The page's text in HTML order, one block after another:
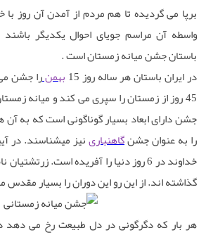
برپا می گردیده تا هم مردم از آمدن آن روز
واسطه آن مراسم جویای احوال یکدیگر باشند
باستان جشن میانه زمستان است .
در ایران باستان هر ساله روز 15
بهمنرا جشن
45 روز از زمستان را سپری می کند و میانه
جشن دارای ابعاد بسیار گوناگونی است که به
را به عنوان جشنگاهنبارینیز میشناسند. در
خداوند در 6 روز دنیا را آفریده است.
گذاشته اند. از این رو این دوران را بسیار مقدس
هر بار که دگرگونی در دل طبیعت رخ می